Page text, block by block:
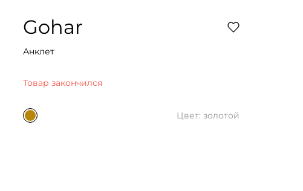
Gohar
Анклет
Товар закончился
Цвет: золотой